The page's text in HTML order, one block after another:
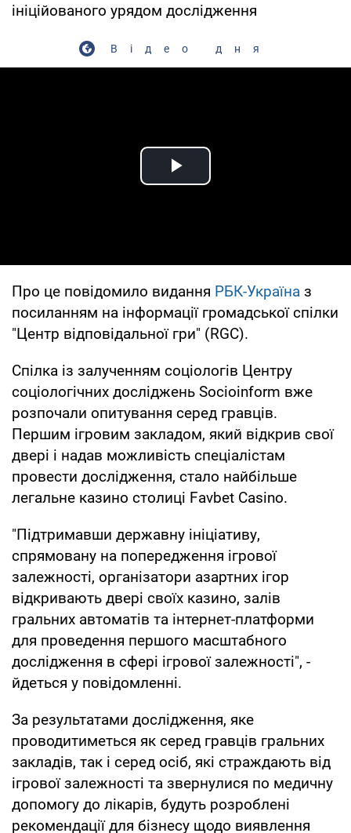
ініційованого урядом дослідження
Відео дня
Play Video
Про це повідомило видання РБК-Україна з
посиланням на інформації громадської спілки
"Центр відповідальної гри" (RGC).
Спілка із залученням соціологів Центру
соціологічних досліджень Socioinform вже
розпочали опитування серед гравців.
Першим ігровим закладом, який відкрив свої
двері і надав можливість спеціалістам
провести дослідження, стало найбільше
легальне казино столиці Favbet Casino.
"Підтримавши державну ініціативу,
спрямовану на попередження ігрової
залежності, організатори азартних ігор
відкривають двері своїх казино, залів
гральних автоматів та інтернет-платформи
для проведення першого масштабного
дослідження в сфері ігрової залежності", -
йдеться у повідомленні.
За результатами дослідження, яке
проводитиметься як серед гравців гральних
закладів, так і серед осіб, які страждають від
ігрової залежності та звернулися по медичну
допомогу до лікарів, будуть розроблені
рекомендації для бізнесу щодо виявлення